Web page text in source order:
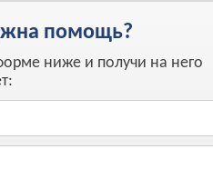
помощь?
ниже и получи на него